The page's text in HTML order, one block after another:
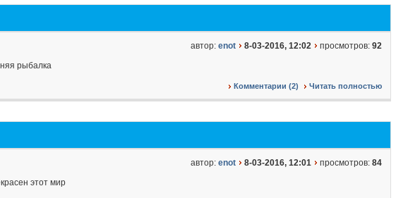
автор: enot 8-03-2016, 12:02 просмотров: 92
Комментарии (2) Читать полностью
автор: enot 8-03-2016, 12:01 просмотров: 84